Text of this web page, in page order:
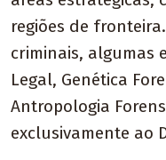
regiões de
criminais, algumas
Legal, Genética
Antropologia
exclusivamente ao